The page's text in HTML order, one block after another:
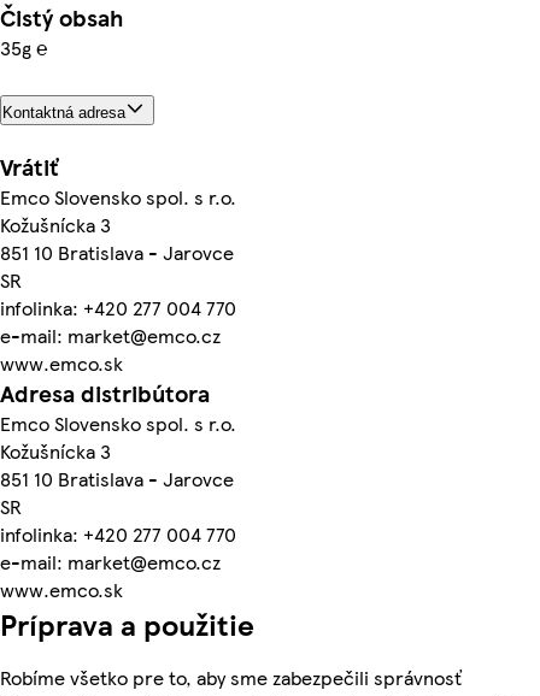
Čistý obsah
35g ℮
Kontaktná adresa
Vrátiť
Emco Slovensko spol. s r.o.
Kožušnícka 3
851 10 Bratislava - Jarovce
SR
infolinka: +420 277 004 770
e-mail: market@emco.cz
www.emco.sk
Adresa distribútora
Emco Slovensko spol. s r.o.
Kožušnícka 3
851 10 Bratislava - Jarovce
SR
infolinka: +420 277 004 770
e-mail: market@emco.cz
www.emco.sk
Príprava a použitie
Robíme všetko pre to, aby sme zabezpečili správnosť